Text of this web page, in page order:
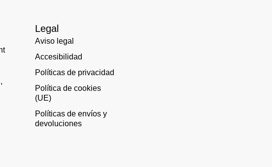
Legal
Aviso legal
Accesibilidad
Políticas de privacidad
Política de cookies
(UE)
Políticas de envíos y
devoluciones